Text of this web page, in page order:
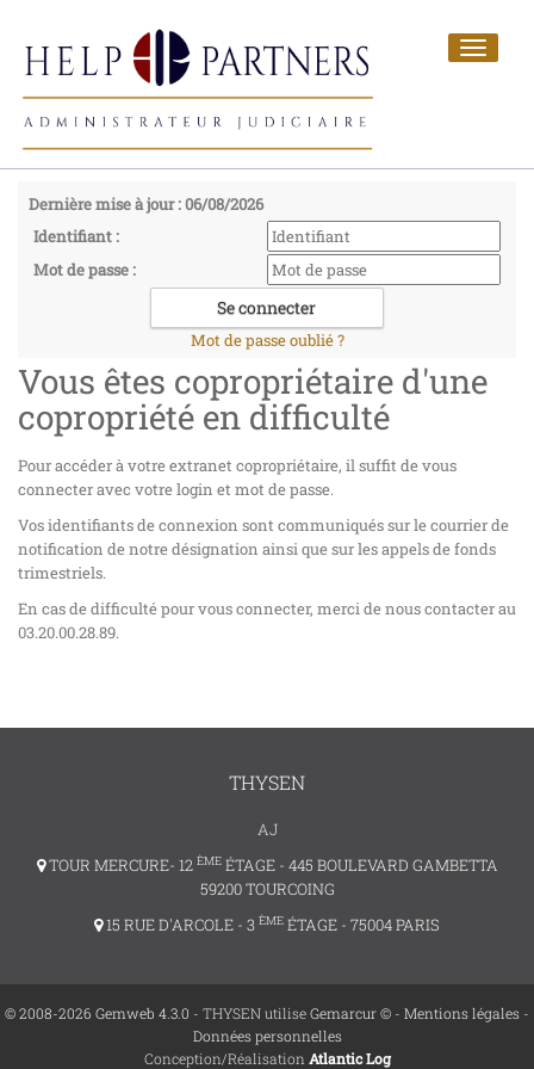
Toggle
Dernière mise à jour : 06/08/2026
Identifiant :
Mot de passe :
Mot de passe oublié ?
Vous êtes copropriétaire d'une
copropriété en difficulté
Pour accéder à votre extranet copropriétaire, il suffit de vous
connecter avec votre login et mot de passe.
Vos identifiants de connexion sont communiqués sur le courrier de
notification de notre désignation ainsi que sur les appels de fonds
trimestriels.
En cas de difficulté pour vous connecter, merci de nous contacter au
03.20.00.28.89.
THYSEN
AJ
TOUR MERCURE- 12 ÈMEÉTAGE - 445 BOULEVARD GAMBETTA
59200 TOURCOING
15 RUE D'ARCOLE - 3 ÈME ÉTAGE - 75004 PARIS
© 2008-2026 Gemweb 4.3.0 - THYSEN utiliseGemarcur © - Mentions légales -
Données personnelles
Conception/Réalisation Atlantic Log